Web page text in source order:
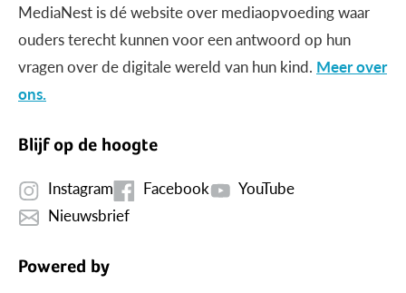
MediaNest is dé website over mediaopvoeding waar
ouders terecht kunnen voor een antwoord op hun
vragen over de digitale wereld van hun kind. Meer over
ons.
Blijf op de hoogte
Instagram Facebook
YouTube
Nieuwsbrief
Powered by